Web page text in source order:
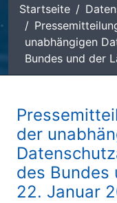
Startseite
unabhängigen
Bundes und der
der
des Bundes
22. Januar